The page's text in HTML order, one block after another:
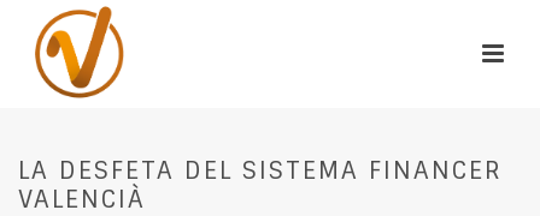
LA DESFETA DEL SISTEMA FINANCER
VALENCIÀ